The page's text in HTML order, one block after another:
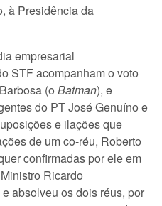
à Presidência da
empresarial
STF acompanham o voto
(o Batman), e
do PT José Genuíno e
e ilações que
de um co-réu, Roberto
confirmadas por ele em
Ricardo
absolveu os dois réus, por